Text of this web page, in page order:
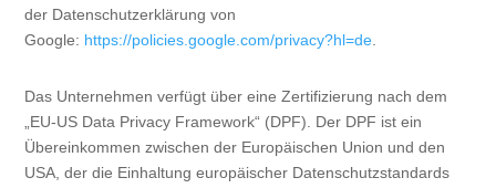
der Datenschutzerklärung von
Google: https://policies.google.com/privacy?hl=de.
Das Unternehmen verfügt über eine Zertifizierung nach dem
„EU-US Data Privacy Framework“ (DPF). Der DPF ist ein
Übereinkommen zwischen der Europäischen Union und den
USA, der die Einhaltung europäischer Datenschutzstandards